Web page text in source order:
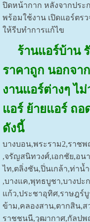
ปิดหน้ากาก หลังจากประ
พร้อมใช้งาน เปิดแอร์ตร
ให้รีบทำการแก้ไข
ร้านแอร์บ้าน รั
ราคาถูก นอกจา
งานแอร์ต่างๆ ไ
แอร์ ย้ายแอร์ ถ
ดังนี้
บางบอน,พระราม2,ราช
,จรัญสนิทวงศ์,เอกชัย,อน
ไท,ตลิ่งชัน,ปิ่นเกล้า,ท่าน้
,บางแค,พุทธบูชา,บางปะ
แก้ว,ประชาอุทิศ,ราษฎร์
ข้าม,คลองสาน,ตากสิน,ส
ราชชนนี,วุฒากาศ,กัลปพ